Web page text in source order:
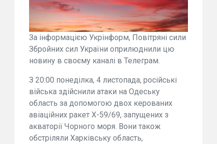
За інформацією Укрінформ, Повітряні сили
Збройних сил України оприлюднили цю
новину в своєму каналі в Телеграм.
З 20:00 понеділка, 4 листопада, російські
війська здійснили атаки на Одеську
область за допомогою двох керованих
авіаційних ракет Х-59/69, запущених з
акваторії Чорного моря. Вони також
обстріляли Харківську область,